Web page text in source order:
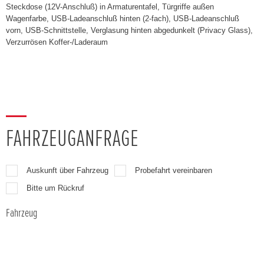
Steckdose (12V-Anschluß) in Armaturentafel, Türgriffe außen
Wagenfarbe, USB-Ladeanschluß hinten (2-fach), USB-Ladeanschluß
vorn, USB-Schnittstelle, Verglasung hinten abgedunkelt (Privacy Glass),
Verzurrösen Koffer-/Laderaum
FAHRZEUGANFRAGE
Auskunft über Fahrzeug
Probefahrt vereinbaren
Bitte um Rückruf
Fahrzeug